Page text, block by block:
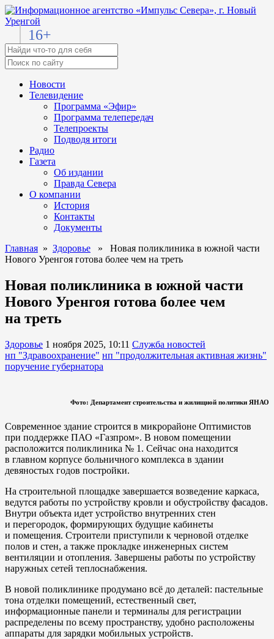
16+
Новости
Телевидение
Программа «Эфир»
Программа телепередач
Телепроекты
Подводя итоги
Радио
Газета
Об издании
Правда Севера
О компании
История
Контакты
Документы
Главная » Здоровье » Новая поликлиника в южной части
Нового Уренгоя готова более чем на треть
Новая поликлиника в южной части
Нового Уренгоя готова более чем
на треть
Здоровье 1 ноября 2025, 10:11 Служба новостей
нп "Здравоохранение" нп "продолжительная активная жизнь"
поручение губернатора
Фото: Департамент строительства и жилищной политики ЯНАО
Современное здание строится в микрорайоне Оптимистов
при поддержке ПАО «Газпром». В новом помещении
расположится поликлиника № 1. Сейчас она находится
в главном корпусе больничного комплекса в здании
девяностых годов постройки.
На строительной площадке завершается возведение каркаса,
ведутся работы по устройству кровли и обустройству фасадов.
Внутри объекта идет устройство внутренних стен
и перегородок, формирующих будущие кабинеты
и помещения. Строители приступили к черновой отделке
полов и стен, а также прокладке инженерных систем
вентиляции и отопления. Завершены работы по устройству
наружных сетей теплоснабжения.
В новой поликлинике продумано всё до деталей: пастельные
тона отделки помещений, естественный свет,
информационные панели и терминалы для регистрации
распределены по всему пространству, удобно расположены
аппараты для зарядки мобильных устройств.